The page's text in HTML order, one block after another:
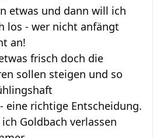
etwas und dann will ich
los - wer nicht anfängt
an!
frisch doch die
sollen steigen und so
eine richtige Entscheidung.
Goldbach verlassen